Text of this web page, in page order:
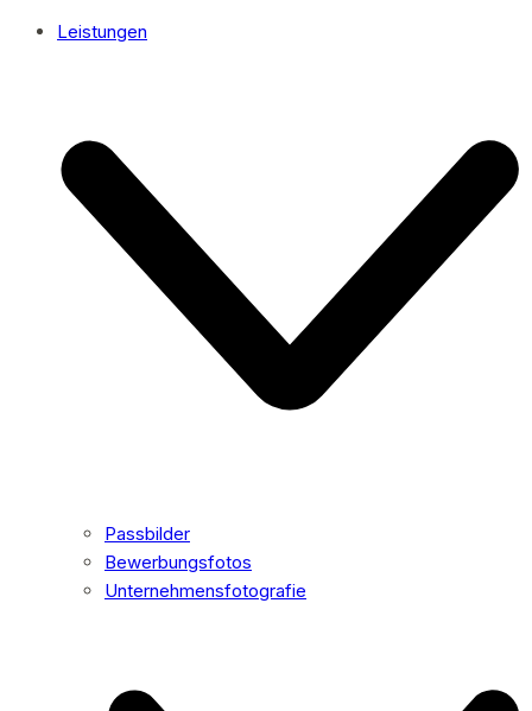
Leistungen
Passbilder
Bewerbungsfotos
Unternehmensfotografie